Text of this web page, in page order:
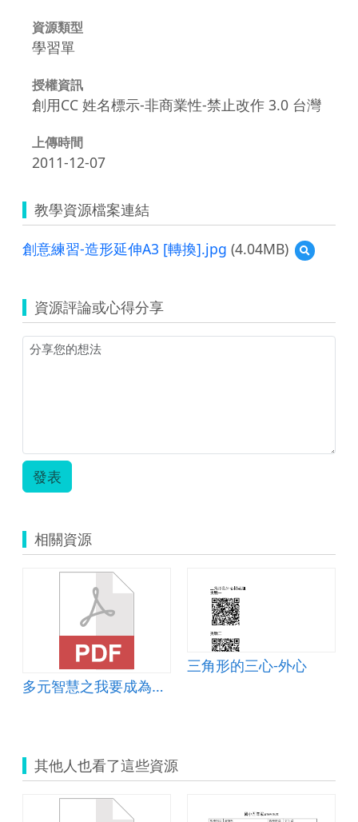
資源類型
學習單
授權資訊
創用CC 姓名標示-非商業性-禁止改作 3.0 台灣
上傳時間
2011-12-07
教學資源檔案連結
創意練習-造形延伸A3 [轉換].jpg (4.04MB)
預
覽
習-
造
資源評論或心得分享
發表
相關資源
多元智慧之我要成為海賊王
三角形的三心-外心
其他人也看了這些資源